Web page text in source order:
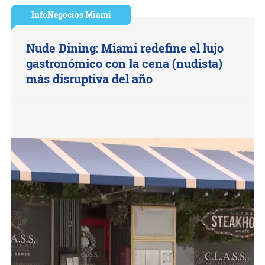
InfoNegocios Miami
Nude Dining: Miami redefine el lujo
gastronómico con la cena (nudista)
más disruptiva del año